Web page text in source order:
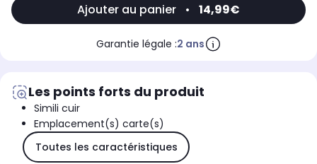
Ajouter au panier • 14,99€
Garantie légale :2 ans
Les points forts du produit
Simili cuir
Emplacement(s) carte(s)
Toutes les caractéristiques